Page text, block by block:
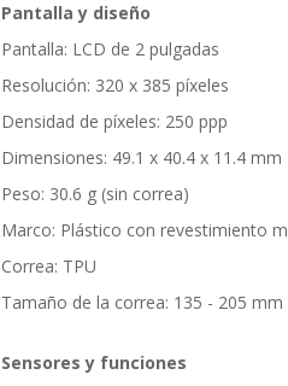
Pantalla y diseño
Pantalla: LCD de 2 pulgadas
Resolución: 320 x 385 píxeles
Densidad de píxeles: 250 ppp
Dimensiones: 49.1 x 40.4 x 11.4 mm
Peso: 30.6 g (sin correa)
Marco: Plástico con revestimiento
Correa: TPU
Tamaño de la correa: 135 - 205 mm
Sensores y funciones